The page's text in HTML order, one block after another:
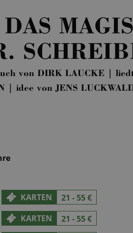
von DIRK LAUCKE |
| idee von JENS
KARTEN
21 - 55 €
KARTEN
21 - 55 €